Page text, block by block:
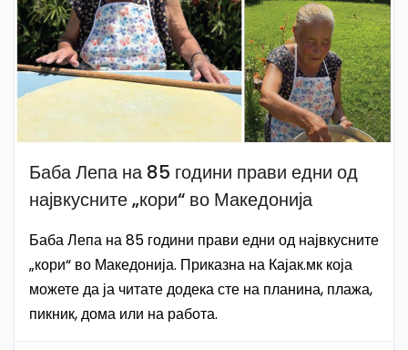
Баба Лепа на 85 години прави едни од
највкусните „кори“ во Македонија
Баба Лепа на 85 години прави едни од највкусните
„кори“ во Македонија. Приказна на Кајак.мк која
можете да ја читате додека сте на планина, плажа,
пикник, дома или на работа.